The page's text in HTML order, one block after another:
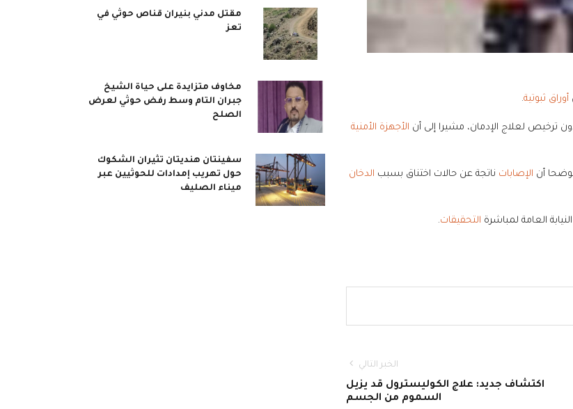
أوراق ثبوتية.
لعلاج الإدمان، مشيرا إلى أن الأجهزة الأمنية
الإصابات ناتجة عن حالات اختناق بسبب الدخان
العامة لمباشرة التحقيقات.
الخبر التالي
اكتشاف جديد: علاج الكوليسترول قد يزيل
السموم من الجسم
مقتل مدني بنيران قناص حوثي في
تعز
مخاوف متزايدة على حياة الشيخ
جبران التام وسط رفض حوثي لعرض
الصلح
سفينتان هنديتان تثيران الشكوك
حول تهريب إمدادات للحوثيين عبر
ميناء الصليف